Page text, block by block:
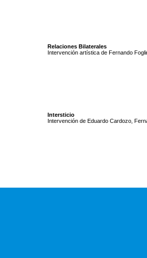
Relaciones Bilaterales
Intervención artística de Fernando
Intersticio
Intervención de Eduardo Cardozo,